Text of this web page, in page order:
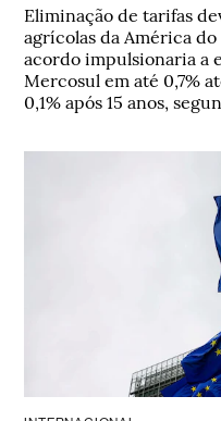
Eliminação de tarifas
agrícolas da América
acordo impulsionaria a
Mercosul em até 0,7%
0,1% após 15 anos,